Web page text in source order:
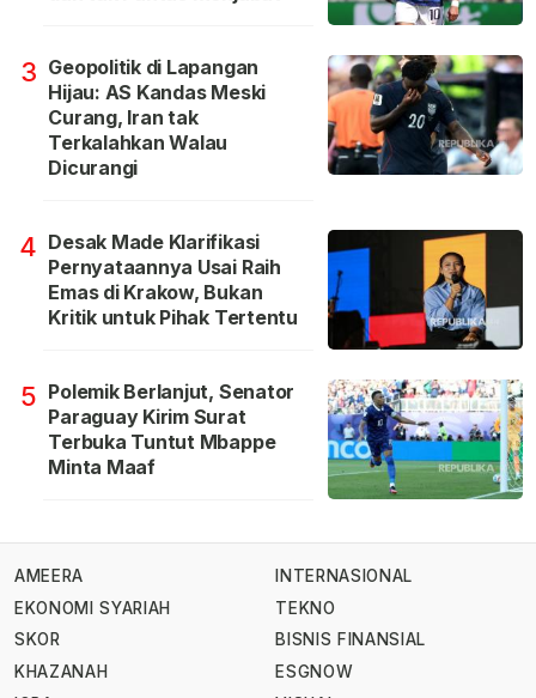
3 Geopolitik di Lapangan
Hijau: AS Kandas Meski
Curang, Iran tak
Terkalahkan Walau
Dicurangi
4 Desak Made Klarifikasi
Pernyataannya Usai Raih
Emas di Krakow, Bukan
Kritik untuk Pihak Tertentu
5 Polemik Berlanjut, Senator
Paraguay Kirim Surat
Terbuka Tuntut Mbappe
Minta Maaf
AMEERA
EKONOMI SYARIAH
SKOR
KHAZANAH
INTERNASIONAL
TEKNO
BISNIS FINANSIAL
ESGNOW